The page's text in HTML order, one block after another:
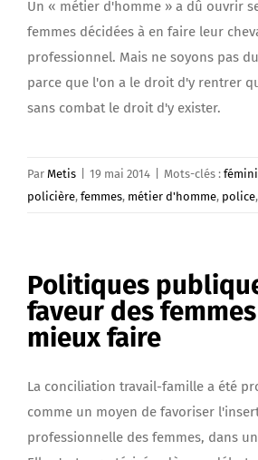
Un « métier d'homme » a dû ouvrir
femmes décidées à en faire leur
professionnel. Mais ne soyons pas
parce que l'on a le droit d'y rentrer
sans combat le droit d'y exister.
Par Metis 19 mai 2014 Mots-clés :
policière, femmes, métier d'homme, police,
Politiques
faveur des
mieux faire
La conciliation travail-famille a été
comme un moyen de favoriser
professionnelle des femmes, dans